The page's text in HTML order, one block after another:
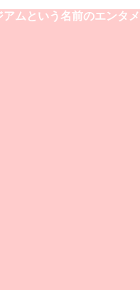
ムという名前のエンタメ